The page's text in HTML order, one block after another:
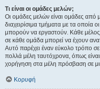
Τι είναι οι ομάδες μελών;
Οι ομάδες μελών είναι ομάδες από
διαχειρίσιμα τμήματα με τα οποία
μπορούν να εργαστούν. Κάθε μέλος
σε κάθε ομάδα μπορεί να έχουν
Αυτό παρέχει έναν εύκολο τρόπο σε
πολλά μέλη ταυτόχρονα, όπως
χορήγηση στα μέλη πρόσβαση σε
Κορυφή